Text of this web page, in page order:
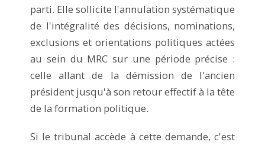
parti. Elle sollicite l'annulation systématique
de l'intégralité des décisions, nominations,
exclusions et orientations politiques actées
au sein du MRC sur une période précise :
celle allant de la démission de l'ancien
président jusqu'à son retour effectif à la tête
de la formation politique.
Si le tribunal accède à cette demande, c'est